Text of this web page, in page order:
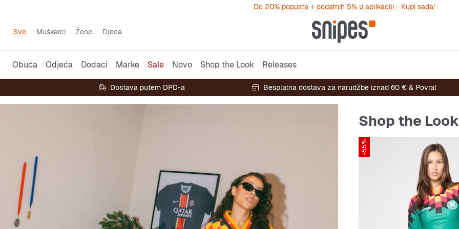
Do 20% popusta + dodatnih 5% u aplikaciji - Kupi sada!
Sve Muškarci Žene Djeca
Obuća Odjeća Dodaci Marke Sale Novo Shop the Look Releases
Dostava putem DPD-a Besplatna dostava za narudžbe iznad 60 € & Povrat
Shop the Look
-55%